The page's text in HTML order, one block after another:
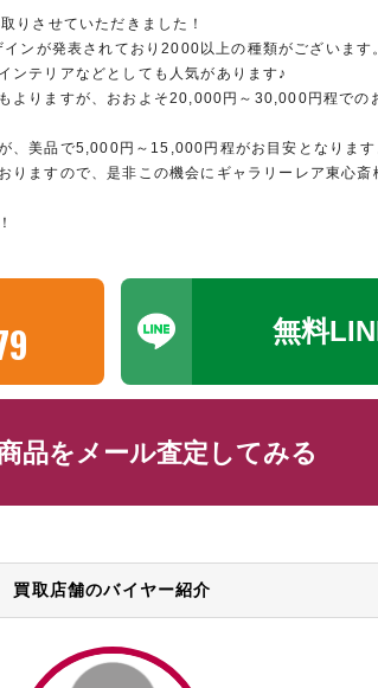
りさせていただきました！
ンが発表されており2000以上の種類がございます
ンテリアなどとしても人気があります♪
よりますが、おおよそ20,000円～30,000円程での
、美品で5,000円～15,000円程がお目安となります
りますので、是非この機会にギャラリーレア東心斎
無料
品をメール査定してみる
買取店舗のバイヤー紹介